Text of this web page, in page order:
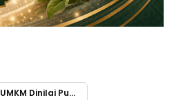
UMKM Dinilai Punya Potensi Besar